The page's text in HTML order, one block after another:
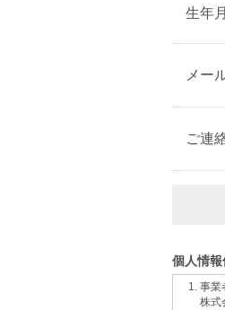
生年
メー
ご連
個人情
事業
株式